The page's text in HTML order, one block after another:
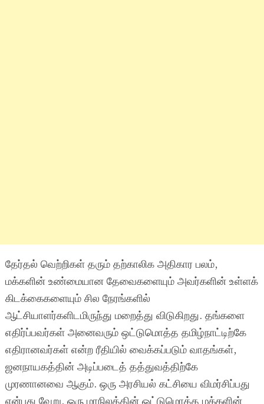
தேர்தல் வெற்றிகள் தரும் தற்காலிக அதிகார பலம்,
மக்களின் உண்மையான தேவைகளையும் அவர்களின் உள்ளக்
கிடக்கைகளையும் சில நேரங்களில்
ஆட்சியாளர்களிடமிருந்து மறைத்து விடுகிறது. தங்களை
எதிர்ப்பவர்கள் அனைவரும் ஒட்டுமொத்த தமிழ்நாட்டிற்கே
எதிரானவர்கள் என்ற ரீதியில் வைக்கப்படும் வாதங்கள்,
ஜனநாயகத்தின் அடிப்படைத் தத்துவத்திற்கே
முரணானவை ஆகும். ஒரு அரசியல் கட்சியை விமர்சிப்பது